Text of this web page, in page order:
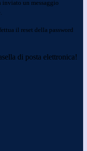
inviato un messaggio
il reset della password
di posta elettronica!